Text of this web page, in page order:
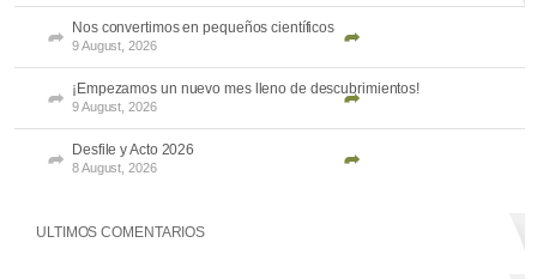
Nos convertimos en pequeños científicos
9 August, 2026
¡Empezamos un nuevo mes lleno de descubrimientos!
9 August, 2026
Desfile y Acto 2026
8 August, 2026
ULTIMOS COMENTARIOS